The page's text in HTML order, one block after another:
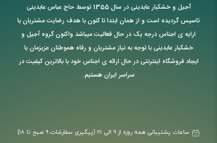
آجیل و خشکبار عابدینی در سال 1355 توسط حاج عباس عابدینی
تاسیس گردیده است و از همان ابتدا تا کنون با هدف رضایت مشتریان با
ارایه ی اجناس درجه یک در حال فعالیت میباشد واکنون گروه آجیل و
خشکبار عابدینی با توجه به نیاز مشتریان و رفاه هموطنان عزیزمان با
ایجاد فروشگاه اینترنتی در حال ارائه ی اجناس خود با بالاترین کیفیت در
سراسر ایران هستیم.